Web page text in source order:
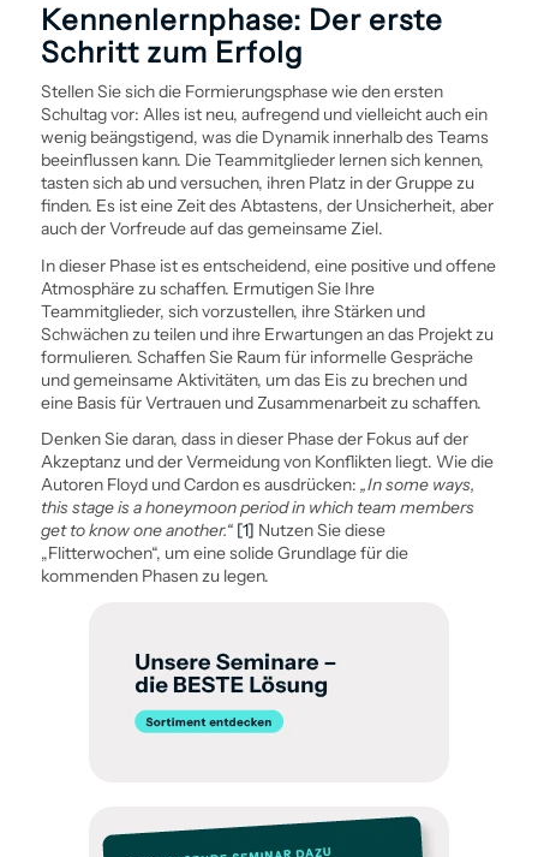
Kennenlernphase: Der erste
Schritt zum Erfolg
Stellen Sie sich die Formierungsphase wie den ersten
Schultag vor: Alles ist neu, aufregend und vielleicht auch ein
wenig beängstigend, was die Dynamik innerhalb des Teams
beeinflussen kann. Die Teammitglieder lernen sich kennen,
tasten sich ab und versuchen, ihren Platz in der Gruppe zu
finden. Es ist eine Zeit des Abtastens, der Unsicherheit, aber
auch der Vorfreude auf das gemeinsame Ziel.
In dieser Phase ist es entscheidend, eine positive und offene
Atmosphäre zu schaffen. Ermutigen Sie Ihre
Teammitglieder, sich vorzustellen, ihre Stärken und
Schwächen zu teilen und ihre Erwartungen an das Projekt zu
formulieren. Schaffen Sie Raum für informelle Gespräche
und gemeinsame Aktivitäten, um das Eis zu brechen und
eine Basis für Vertrauen und Zusammenarbeit zu schaffen.
Denken Sie daran, dass in dieser Phase der Fokus auf der
Akzeptanz und der Vermeidung von Konflikten liegt. Wie die
Autoren Floyd und Cardon es ausdrücken: „In some ways,
this stage is a honeymoon period in which team members
get to know one another.“ [1] Nutzen Sie diese
„Flitterwochen“, um eine solide Grundlage für die
kommenden Phasen zu legen.